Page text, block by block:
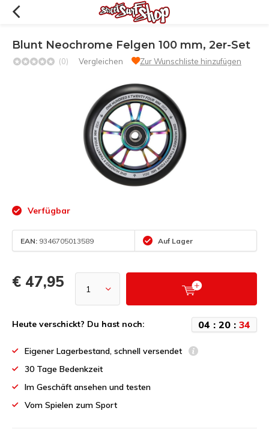
Blunt Neochrome Felgen 100 mm, 2er-Set
(0) Vergleichen Zur Wunschliste hinzufügen
Verfügbar
EAN: 9346705013589 Auf Lager
€ 47,95
Heute verschickt? Du hast noch: 04 : 20 : 34
Eigener Lagerbestand, schnell versendet
30 Tage Bedenkzeit
Im Geschäft ansehen und testen
Vom Spielen zum Sport